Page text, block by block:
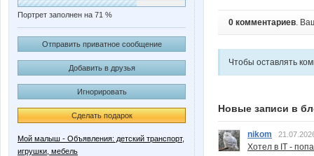
Портрет заполнен на 71 %
Отправить приватное сообщение
Добавить в друзья
Игнорировать
Сделать подарок
Мой малыш - Объявления: детский транспорт,
игрушки, мебель
0 комментариев.
Чтобы оставлять
Новые записи в
nikom
Хотел в IT -